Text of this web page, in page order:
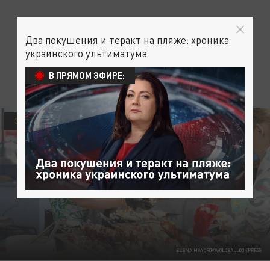
ELENA MAYOROVA/GLOBALLOOKPRESS
ЭКОНОМИКА
Два покушения и теракт на пляже: хроника
украинского ультиматума
В ПРЯМОМ ЭФИРЕ: